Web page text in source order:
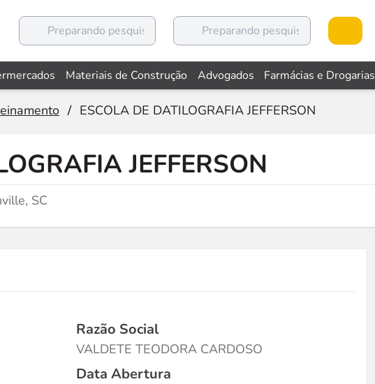
Materiais de Construção Advogados Farmácias e Drogarias
/ ESCOLA DE DATILOGRAFIA JEFFERSON
JEFFERSON
SC
Razão Social
VALDETE TEODORA CARDOSO
Data Abertura